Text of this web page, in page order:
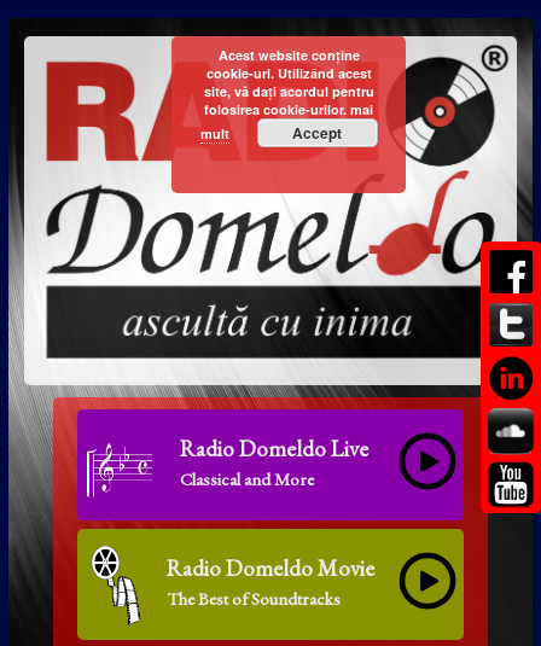
Radio Domeldo Live
Classical and More
Radio Domeldo Movie
The Best of Soundtracks
Acest website conține
cookie-uri. Utilizând acest
site, vă dați acordul pentru
folosirea cookie-urilor. mai
mult
Accept